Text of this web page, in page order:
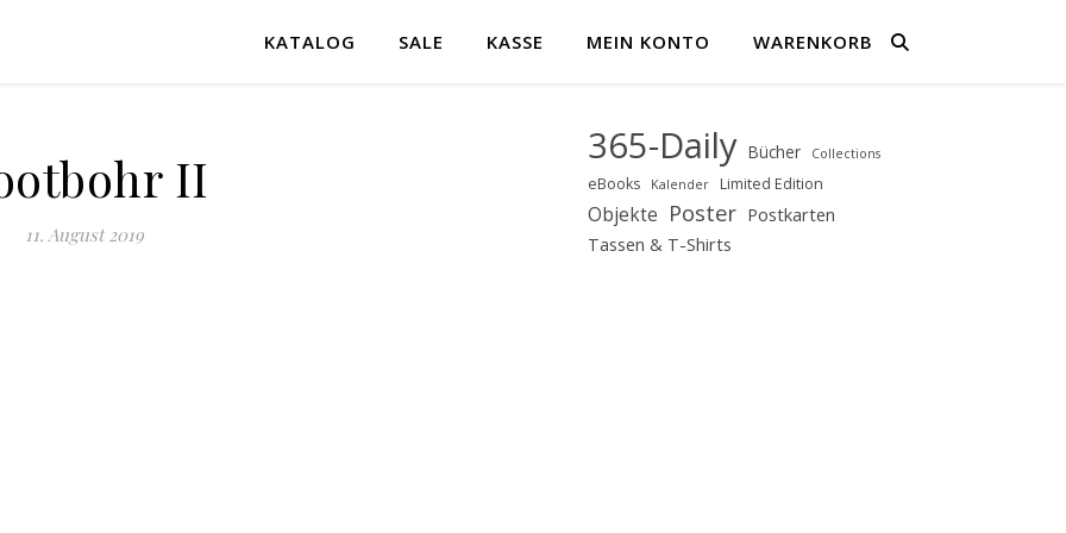
KATALOG SALE KASSE MEIN KONTO WARENKORB
II
11. August 2019
365-Daily Bücher Collections
eBooks Kalender Limited Edition
Objekte Poster Postkarten
Tassen & T-Shirts